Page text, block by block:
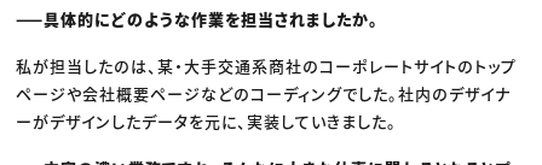
——具体的にどのような作業を担当されましたか。
私が担当したのは、某・大手交通系商社のコーポレートサイトのトップ
ページや会社概要ページなどのコーディングでした。社内のデザイナ
ーがデザインしたデータを元に、実装していきました。